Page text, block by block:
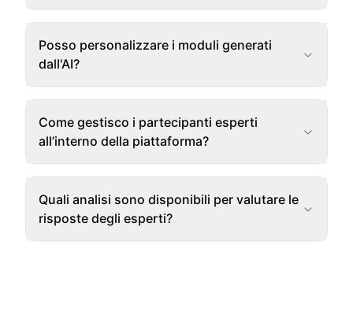
Posso personalizzare i moduli generati
dall'AI?
Come gestisco i partecipanti esperti
all’interno della piattaforma?
Quali analisi sono disponibili per valutare le
risposte degli esperti?